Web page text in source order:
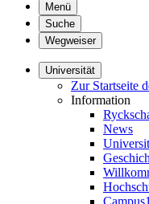
Menü
Suche
Wegweiser
Universität
Zur Startseite
Information
News